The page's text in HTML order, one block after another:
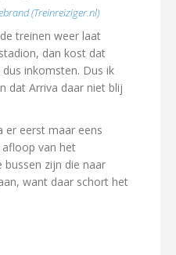
(Treinreiziger.nl)
treinen weer laat
dan kost dat
inkomsten. Dus ik
dat Arriva daar niet blij
er eerst maar eens
van het
zijn die naar
want daar schort het